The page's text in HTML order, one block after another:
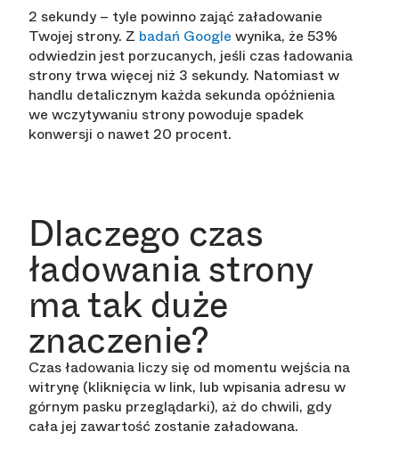
2 sekundy – tyle powinno zająć załadowanie
Twojej strony. Z badań Google wynika, że 53%
odwiedzin jest porzucanych, jeśli czas ładowania
strony trwa więcej niż 3 sekundy. Natomiast w
handlu detalicznym każda sekunda opóźnienia
we wczytywaniu strony powoduje spadek
konwersji o nawet 20 procent.
Dlaczego czas
ładowania strony
ma tak duże
znaczenie?
Czas ładowania liczy się od momentu wejścia na
witrynę (kliknięcia w link, lub wpisania adresu w
górnym pasku przeglądarki), aż do chwili, gdy
cała jej zawartość zostanie załadowana.